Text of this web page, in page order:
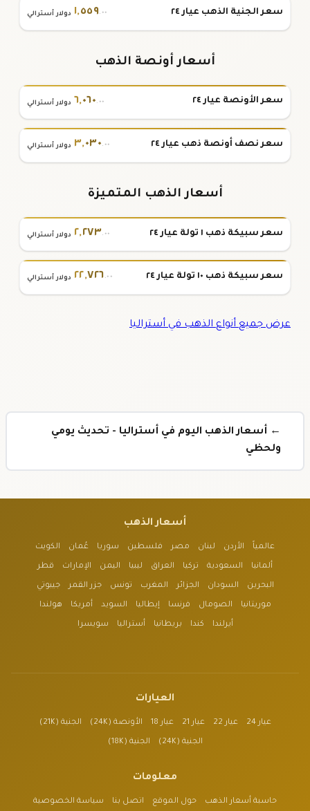
سعر الجنية الذهب عيار ٢٤ ١,٥٥٩.٠٠ دولار أسترالي
أسعار أونصة الذهب
سعر الأونصة عيار ٢٤ ٦,٠٦٠.٠٠ دولار أسترالي
سعر نصف أونصة ذهب عيار ٢٤ ٣,٠٣٠.٠٠ دولار أسترالي
أسعار الذهب المتميزة
سعر سبيكة ذهب ١ تولة عيار ٢٤ ٢,٢٧٣.٠٠ دولار أسترالي
سعر سبيكة ذهب ١٠ تولة عيار ٢٤ ٢٢,٧٢٦.٠٠ دولار أسترالي
عرض جميع أنواع الذهب في أستراليا
← أسعار الذهب اليوم في أستراليا - تحديث يومي
ولحظي
أسعار الذهب
عالمياً الأردن لبنان مصر فلسطين سوريا عُمان الكويت
ألمانيا السعودية تركيا العراق ليبيا اليمن الإمارات قطر
البحرين السودان الجزائر المغرب تونس جزر القمر جيبوتي
موريتانيا الصومال فرنسا إيطاليا السويد أمريكا هولندا
أيرلندا كندا بريطانيا أستراليا سويسرا
العيارات
عيار 24 عيار 22 عيار 21 عيار 18 الأونصة (24K) الجنية (21K)
الجنية (24K) الجنية (18K)
معلومات
حاسبة أسعار الذهب حول الموقع اتصل بنا سياسة الخصوصية